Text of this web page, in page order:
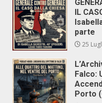
IL
parte
25
Falco:
Porto